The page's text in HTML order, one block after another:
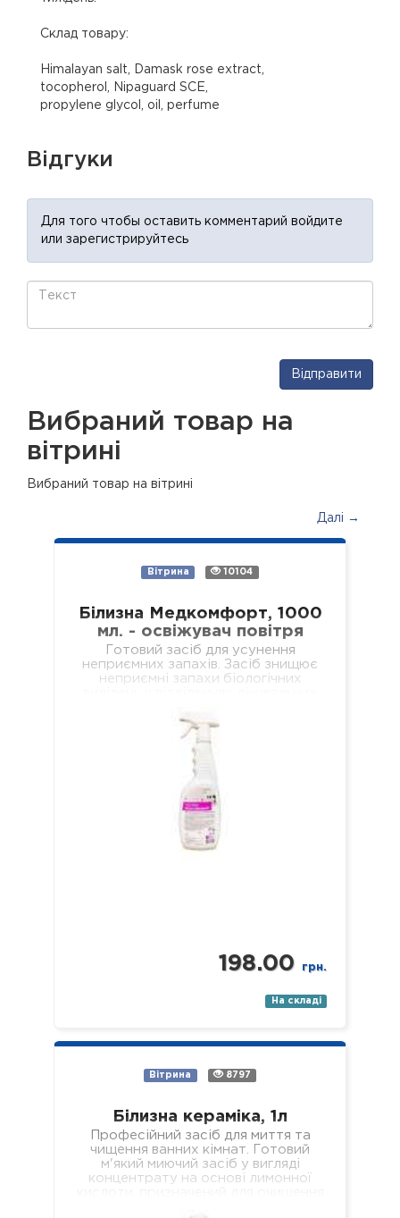
Склад товару:
Himalayan salt, Damask rose extract,
tocopherol, Nipaguard SCE,
propylene glycol, oil, perfume
Відгуки
Для того чтобы оставить комментарий войдите
или зарегистрируйтесь
Відправити
Вибраний товар на
вітрині
Вибраний товар на вітрині
Далі →
Вітрина 10104
Білизна Медкомфорт, 1000
мл. - освіжувач повітря
Готовий засіб для усунення
неприємних запахів. Засіб знищює
неприємні запахи біологічних
навчальних та дошкільних закладах,
у місцях громадського харчування…
198.00 грн.
На складі
Вітрина 8797
Білизна кераміка, 1л
Професійний засіб для миття та
чищення ванних кімнат. Готовий
м'який миючий засіб у вигляді
концентрату на основі лимонної